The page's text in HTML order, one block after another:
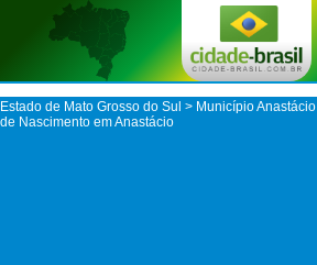
Estado de Mato Grosso do Sul > Município Anastácio
de Nascimento em Anastácio